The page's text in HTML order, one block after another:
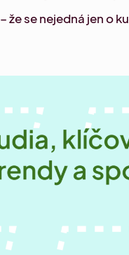
– že se nejedná jen o